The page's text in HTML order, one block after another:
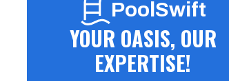
PoolSwift
YOUR OASIS, OUR
EXPERTISE!